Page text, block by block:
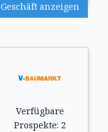
Geschäft anzeigen
Verfügbare
Prospekte: 2